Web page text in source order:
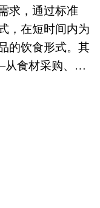
造。城市更新催
提供改造市场，
化需求为中国技
已从设备采购转
应链整合能力的
书基于中研普华
深度市场调研、
项目方构建契
全球智能化浪潮
握餐饮业生产力
际的产业发展规
方案，能够快速
规划所需遵循的
划的编制必须科
高质量产业发展
借丰富的数据来
握，能够最大限
点。区域产业发
，这就要求规划
研普华拥有多年
五”规划将开启
“十四五”规划是
未来30年中国经
全会上，不同于
议，“十四五”规
一并被提出，足
划的延续，还将
发展的新蓝图。
顶层设计，也是
界上编制五年规
时期是我国经济
求，通过标准
，在短时间内为
的饮食形式。其
食材采购、加
同时通过简化烹
待时间压缩至几
泛，既包含以
餐，也涵盖米饭
餐，甚至延伸至
务场景多元，既